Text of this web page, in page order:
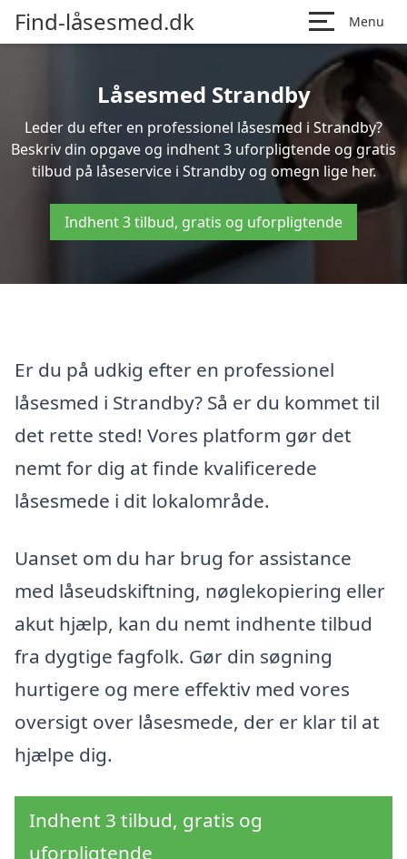
Find-låsesmed.dk Menu
Låsesmed Strandby
Leder du efter en professionel låsesmed i Strandby?
Beskriv din opgave og indhent 3 uforpligtende og gratis
tilbud på låseservice i Strandby og omegn lige her.
Indhent 3 tilbud, gratis og uforpligtende
Er du på udkig efter en professionel
låsesmed i Strandby? Så er du kommet til
det rette sted! Vores platform gør det
nemt for dig at finde kvalificerede
låsesmede i dit lokalområde.
Uanset om du har brug for assistance
med låseudskiftning, nøglekopiering eller
akut hjælp, kan du nemt indhente tilbud
fra dygtige fagfolk. Gør din søgning
hurtigere og mere effektiv med vores
oversigt over låsesmede, der er klar til at
hjælpe dig.
Indhent 3 tilbud, gratis og
uforpligtende